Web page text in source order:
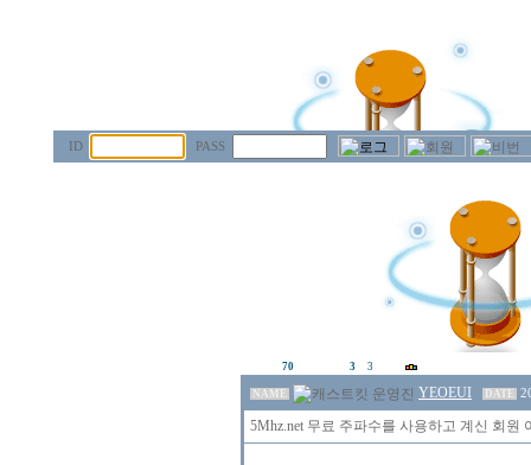
ID PASS
70 3 3
NAME YEOEUI DATE
5Mhz.net 무료 주파수를 사용하고 계신 회원